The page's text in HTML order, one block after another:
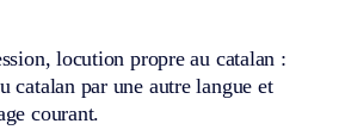
locution propre au catalan :
catalan par une autre langue et
courant.